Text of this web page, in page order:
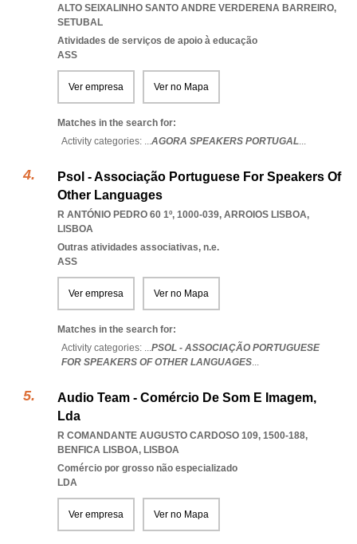
ALTO SEIXALINHO SANTO ANDRE VERDERENA BARREIRO,
SETUBAL
Atividades de serviços de apoio à educação
ASS
Ver empresa Ver no Mapa
Matches in the search for:
Activity categories: ...AGORA SPEAKERS PORTUGAL...
Psol - Associação Portuguese For Speakers Of
Other Languages
R ANTÓNIO PEDRO 60 1º, 1000-039, ARROIOS LISBOA,
LISBOA
Outras atividades associativas, n.e.
ASS
Ver empresa Ver no Mapa
Matches in the search for:
Activity categories: ...PSOL - ASSOCIAÇÃO PORTUGUESE
FOR SPEAKERS OF OTHER LANGUAGES...
Audio Team - Comércio De Som E Imagem,
Lda
R COMANDANTE AUGUSTO CARDOSO 109, 1500-188,
BENFICA LISBOA, LISBOA
Comércio por grosso não especializado
LDA
Ver empresa Ver no Mapa